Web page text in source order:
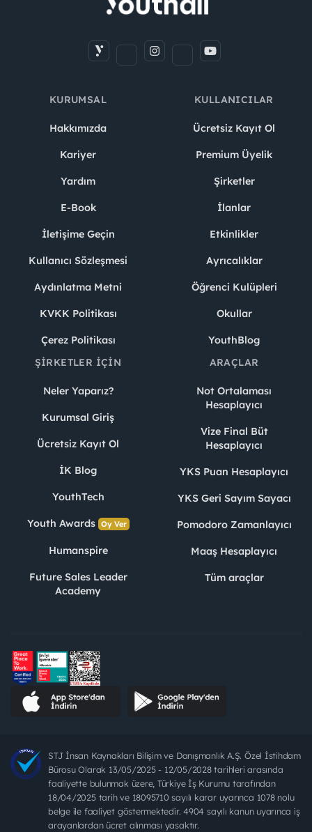
KURUMSAL
Hakkımızda
Kariyer
Yardım
E-Book
İletişime Geçin
Kullanıcı Sözleşmesi
Aydınlatma Metni
KVKK Politikası
Çerez Politikası
KULLANICILAR
Ücretsiz Kayıt Ol
Premium Üyelik
Şirketler
İlanlar
Etkinlikler
Ayrıcalıklar
Öğrenci Kulüpleri
Okullar
YouthBlog
ŞIRKETLER İÇIN
Neler Yaparız?
Kurumsal Giriş
Ücretsiz Kayıt Ol
İK Blog
YouthTech
Youth Awards Oy Ver
Humanspire
Future Sales Leader
Academy
ARAÇLAR
Not Ortalaması
Hesaplayıcı
Vize Final Büt
Hesaplayıcı
YKS Puan Hesaplayıcı
YKS Geri Sayım Sayacı
Pomodoro Zamanlayıcı
Maaş Hesaplayıcı
Tüm araçlar
STJ İnsan Kaynakları Bilişim ve Danışmanlık A.Ş. Özel İstihdam
Bürosu Olarak 13/05/2025 - 12/05/2028 tarihleri arasında
faaliyette bulunmak üzere, Türkiye İş Kurumu tarafından
18/04/2025 tarih ve 18095710 sayılı karar uyarınca 1078 nolu
belge ile faaliyet göstermektedir. 4904 sayılı kanun uyarınca iş
arayanlardan ücret alınması yasaktır.